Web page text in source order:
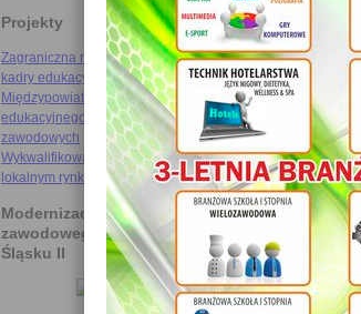
Projekty
Zagraniczna mobilność szkolnej
kadry edukacyjnej
Międzypowiatowa droga do
edukacyjnego sukcesu szkół
zawodowych
Wykwalifikowani rzemieślnicy na
lokalnym rynku pracy
Modernizacja kształcenia
zawodowego na Dolnym
Śląsku II
zajęcia, zachęcają